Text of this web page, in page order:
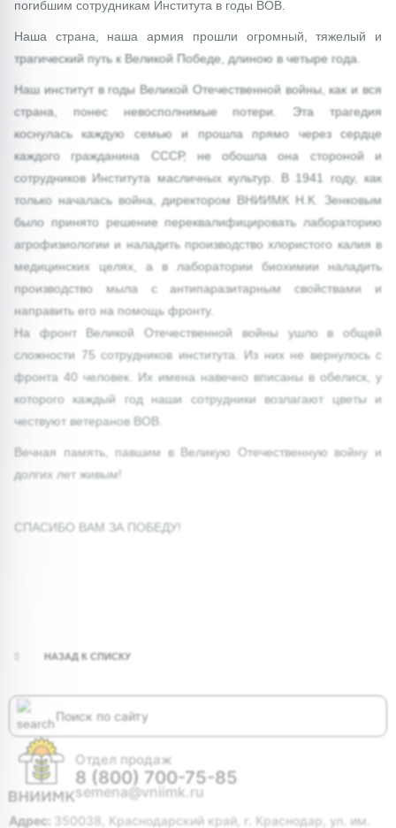
погибшим сотрудникам Института в годы ВОВ.
Наша страна, наша армия прошли огромный, тяжелый и
трагический путь к Великой Победе, длиною в четыре года.
Наш институт в годы Великой Отечественной войны, как и вся
страна, понес невосполнимые потери. Эта трагедия
коснулась каждую семью и прошла прямо через сердце
каждого гражданина СССР, не обошла она стороной и
сотрудников Института масличных культур. В 1941 году, как
только началась война, директором ВНИИМК Н.К. Зенковым
было принято решение переквалифицировать лабораторию
агрофизиологии и наладить производство хлористого калия в
медицинских целях, а в лаборатории биохимии наладить
производство мыла с антипаразитарным свойствами и
направить его на помощь фронту.
На фронт Великой Отечественной войны ушло в общей
сложности 75 сотрудников института. Из них не вернулось с
фронта 40 человек. Их имена навечно вписаны в обелиск, у
которого каждый год наши сотрудники возлагают цветы и
чествуют ветеранов ВОВ.
Вечная память, павшим в Великую Отечественную войну и
долгих лет живым!
СПАСИБО ВАМ ЗА ПОБЕДУ!
НАЗАД К СПИСКУ
Отдел продаж
8 (800) 700-75-85
semena@vniimk.ru
Адрес: 350038, Краснодарский край, г. Краснодар, ул. им.